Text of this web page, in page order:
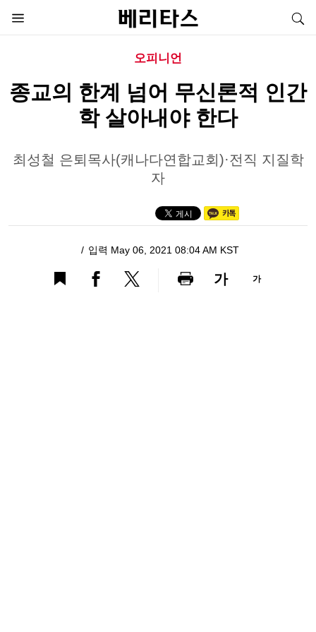
오피니언
종교의 한계 넘어 무신론적 인간
학 살아내야 한다
최성철 은퇴목사(캐나다연합교회)·전직 지질학
자
입력 May 06, 2021 08:04 AM KST
가 가